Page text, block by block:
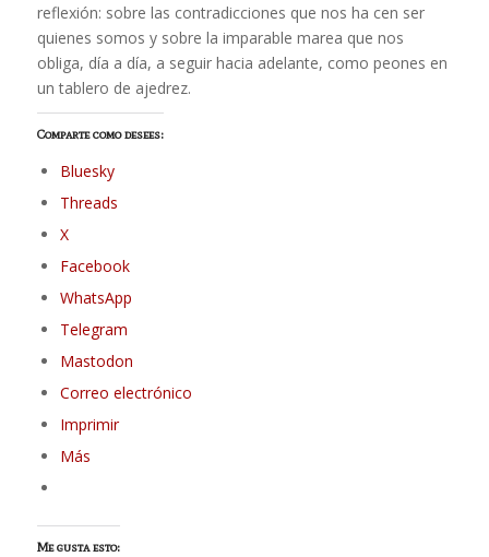
reflexión: sobre las contradicciones que nos ha­ cen ser
quienes somos y sobre la imparable marea que nos
obliga, día a día, a seguir hacia adelante, como peones en
un tablero de ajedrez.
Comparte como desees:
Bluesky
Threads
X
Facebook
WhatsApp
Telegram
Mastodon
Correo electrónico
Imprimir
Más
Me gusta esto: